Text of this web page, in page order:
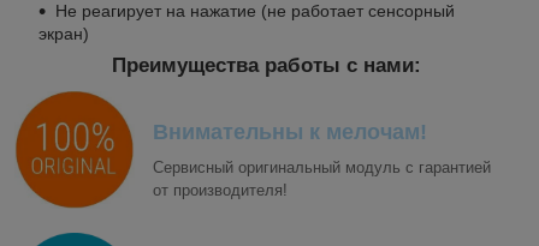
Не реагирует на нажатие (не работает сенсорный
экран)
Преимущества работы с нами:
Внимательны к мелочам!
Сервисный оригинальный модуль с гарантией
от производителя!